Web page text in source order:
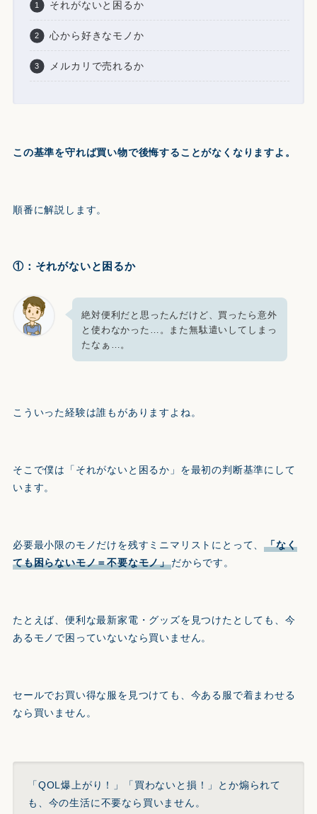
それがないと困るか
心から好きなモノか
メルカリで売れるか
この基準を守れば買い物で後悔することがなくなりますよ。
順番に解説します。
①：それがないと困るか
絶対便利だと思ったんだけど、買ったら意外
と使わなかった…。また無駄遣いしてしまっ
たなぁ…。
こういった経験は誰もがありますよね。
そこで僕は「それがないと困るか」を最初の判断基準にして
います。
必要最小限のモノだけを残すミニマリストにとって、「なく
ても困らないモノ＝不要なモノ」だからです。
たとえば、便利な最新家電・グッズを見つけたとしても、今
あるモノで困っていないなら買いません。
セールでお買い得な服を見つけても、今ある服で着まわせる
なら買いません。
「QOL爆上がり！」「買わないと損！」とか煽られて
も、今の生活に不要なら買いません。